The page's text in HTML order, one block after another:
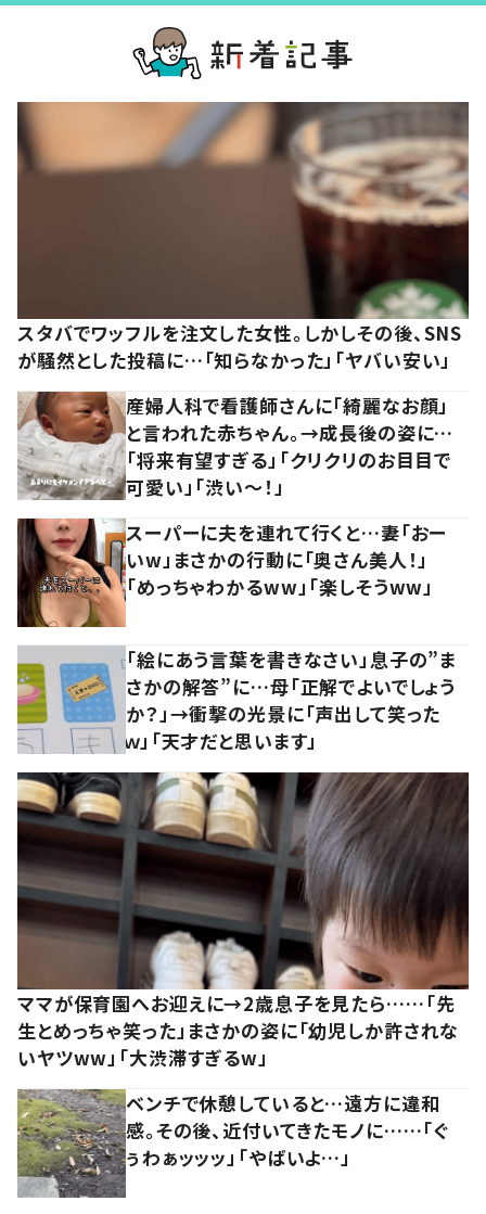
スタバでワッフルを注文した女性。しかしその後、SNS
が騒然とした投稿に…「知らなかった」「ヤバい安い」
産婦人科で看護師さんに「綺麗なお顔」
と言われた赤ちゃん。→成長後の姿に…
「将来有望すぎる」「クリクリのお目目で
可愛い」「渋い～！」
スーパーに夫を連れて行くと…妻「おー
いw」まさかの行動に「奥さん美人！」
「めっちゃわかるww」「楽しそうww」
「絵にあう言葉を書きなさい」息子の”ま
さかの解答”に…母「正解でよいでしょう
か？」→衝撃の光景に「声出して笑った
ｗ」「天才だと思います」
ママが保育園へお迎えに→2歳息子を見たら……「先
生とめっちゃ笑った」まさかの姿に「幼児しか許されな
いヤツww」「大渋滞すぎるw」
ベンチで休憩していると…遠方に違和
感。その後、近付いてきたモノに……「ぐ
ぅわぁッッッ」「やばいよ…」